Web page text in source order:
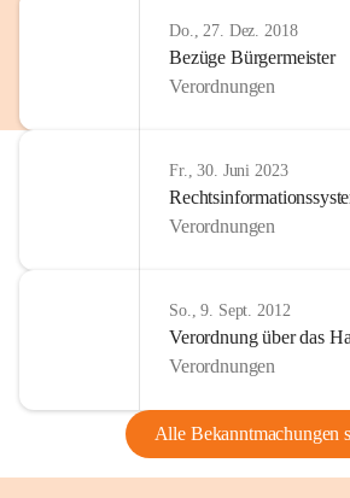
Do., 27. Dez. 2018
Bezüge Bürgermeister
Verordnungen
Fr., 30. Juni 2023
Verordnungen
So., 9. Sept. 2012
Verordnung über das
Verordnungen
Alle Bekanntmachungen